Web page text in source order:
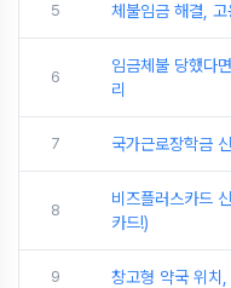
5 체불임금 해결,
6
임금체불 당했다
리
7 국가근로장학금
8
비즈플러스카드
카드!)
9 창고형 약국 위치